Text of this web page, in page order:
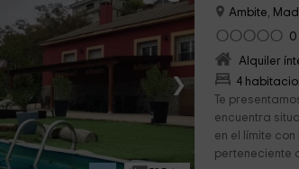
›
Ambite,
0
Alquiler
4
Te
encuentra
en el límite
perteneciente